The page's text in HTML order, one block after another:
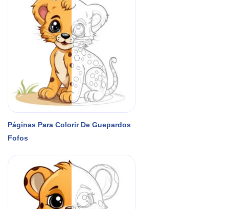
Páginas Para Colorir De Guepardos
Fofos